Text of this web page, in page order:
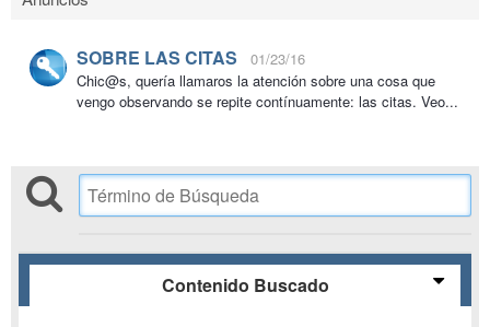
SOBRE LAS CITAS
01/23/16
Chic@s, quería llamaros la atención sobre una cosa que
vengo observando se repite contínuamente: las citas. Veo...
Contenido Buscado